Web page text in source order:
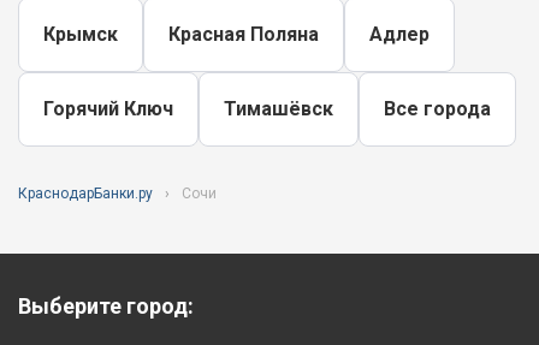
Крымск Красная Поляна Адлер
Горячий Ключ Тимашёвск Все города
КраснодарБанки.ру Сочи
Выберите город: